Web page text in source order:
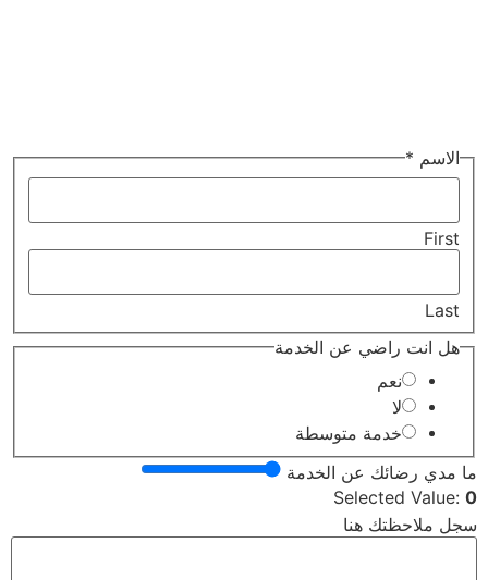
الاسم *
First
Last
هنا
راضي
هل انت راضي عن الخدمة
نعم
لا
خدمة متوسطة
ما مدي رضائك عن الخدمة
Selected Value: 0
سجل ملاحظتك هنا